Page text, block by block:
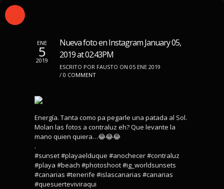
ENE
5
2019
Nueva foto en Instagram January 05,
2019 at 02:43PM
ESCRITO POR FAUSTO ON 05 ENE 2019
/ 0 COMMENT
Energía. Tanta como pa pegarle una patada al Sol.
Molan las fotos a contraluz eh? Que levante la
mano quien quiera…😂😂😂
.
#sunset #playaelduque #anochecer #contraluz
#playa #beach #photoshoot #ig_worldsunsets
#canarias #tenerife #islascanarias #canarias
#quesuerteviviraqui